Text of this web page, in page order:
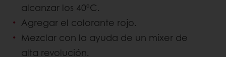
alcanzar los 40ºC.
Agregar el colorante rojo.
Mezclar con la ayuda de un mixer de
alta revolución.